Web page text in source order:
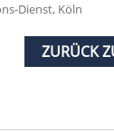
Dienst, Köln
ZURÜCK